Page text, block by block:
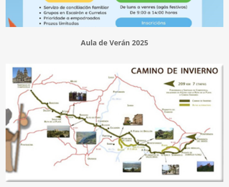
Aula de Verán 2025